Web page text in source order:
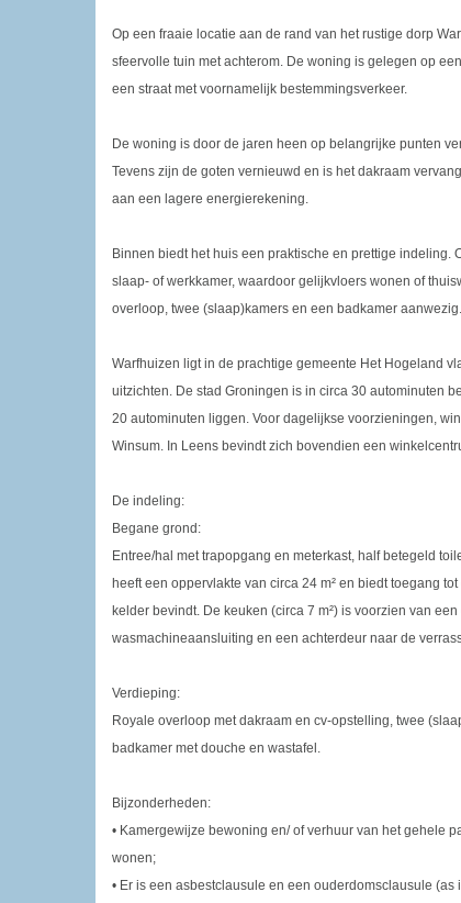
Op een fraaie locatie aan de rand van het rustige dorp
sfeervolle tuin met achterom. De woning is gelegen op
een straat met voornamelijk bestemmingsverkeer.
De woning is door de jaren heen op belangrijke punten
Tevens zijn de goten vernieuwd en is het dakraam
aan een lagere energierekening.
Binnen biedt het huis een praktische en prettige
slaap- of werkkamer, waardoor gelijkvloers wonen of
overloop, twee (slaap)kamers en een badkamer aanwezig.
Warfhuizen ligt in de prachtige gemeente Het Hogeland
uitzichten. De stad Groningen is in circa 30 autominuten
20 autominuten liggen. Voor dagelijkse voorzieningen,
Winsum. In Leens bevindt zich bovendien een
De indeling:
Begane grond:
Entree/hal met trapopgang en meterkast, half betegeld
heeft een oppervlakte van circa 24 m² en biedt toegang
kelder bevindt. De keuken (circa 7 m²) is voorzien van
wasmachineaansluiting en een achterdeur naar de
Verdieping:
Royale overloop met dakraam en cv-opstelling, twee
badkamer met douche en wastafel.
Bijzonderheden:
• Kamergewijze bewoning en/ of verhuur van het gehele
wonen;
• Er is een asbestclausule en een ouderdomsclausule